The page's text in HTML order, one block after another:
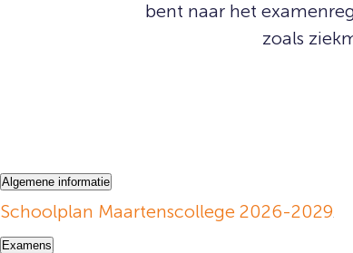
bent naar het
zoals
Algemene informatie
Schoolplan Maartenscollege 2026-2029
Examens